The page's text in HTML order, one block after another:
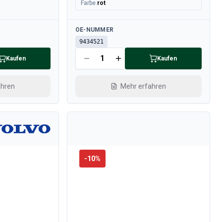
Kaufen
Farbe:rot
Verfügbar
OE-NUMMER
9434521
Kaufen
Mehr erfahren
-10%